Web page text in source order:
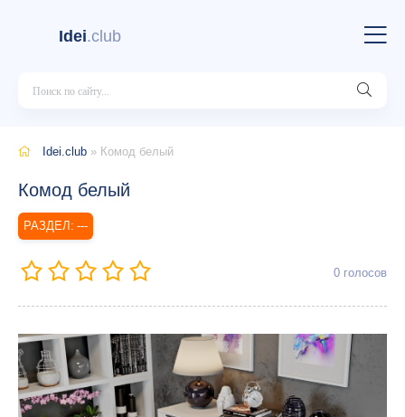
Idei.club
Idei.club » Комод белый
Комод белый
---
0 голосов